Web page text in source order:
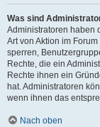
Was sind
Administratoren haben
Art von Aktion im
sperren,
Rechte, die ein
Rechte ihnen ein
hat. Administratoren
wenn ihnen das
Nach oben